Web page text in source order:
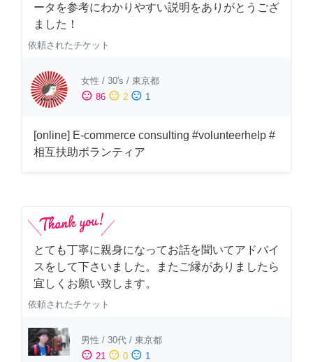
ータを参考にわかりやすい説明をありがとうござ
ました！
依頼されたチケット
女性 / 30's / 東京都
sentiment_satisfied 86 sentiment_neutral 2 sentiment_dissatisfied 1
[online] E-commerce consulting #volunteerhelp #
相互扶助ボランティア
とても丁寧に親身になってお話を聞いてアドバイ
スをして下さいました。またご縁がありましたら
宜しくお願い致します。
依頼されたチケット
男性 / 30代 / 東京都
sentiment_satisfied 21 sentiment_neutral 0 sentiment_dissatisfied 1